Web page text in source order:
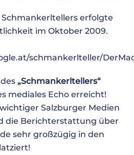
erfolgte
im Oktober 2009.
schmankerlteller/
„Schmankerltellers“
mediales Echo erreicht!
Salzburger Medien
die Berichterstattung über
sehr großzügig in den